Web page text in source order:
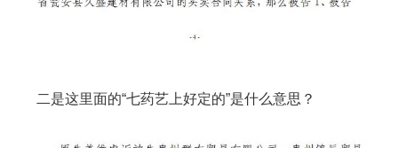
二是这里面的“七药艺上好定的”是什么意思？